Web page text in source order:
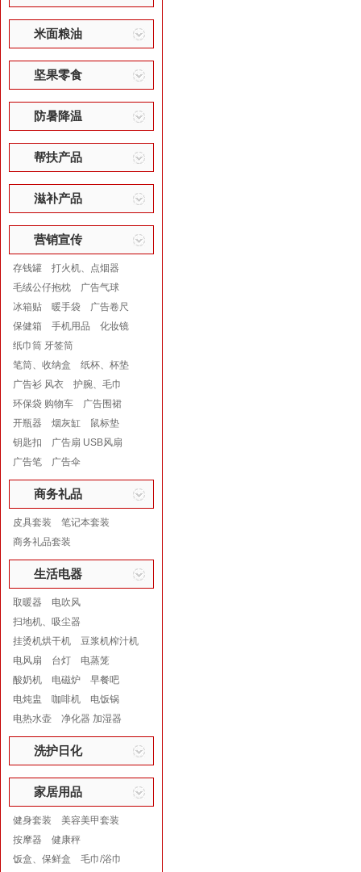
米面粮油
坚果零食
防暑降温
帮扶产品
滋补产品
营销宣传
存钱罐
打火机、点烟器
毛绒公仔抱枕
广告气球
冰箱贴
暖手袋
广告卷尺
保健箱
手机用品
化妆镜
纸巾筒 牙签筒
笔筒、收纳盒
纸杯、杯垫
广告衫 风衣
护腕、毛巾
环保袋 购物车
广告围裙
开瓶器
烟灰缸
鼠标垫
钥匙扣
广告扇 USB风扇
广告笔
广告伞
商务礼品
皮具套装
笔记本套装
商务礼品套装
生活电器
取暖器
电吹风
扫地机、吸尘器
挂烫机烘干机
豆浆机榨汁机
电风扇
台灯
电蒸笼
酸奶机
电磁炉
早餐吧
电炖盅
咖啡机
电饭锅
电热水壶
净化器 加湿器
洗护日化
家居用品
健身套装
美容美甲套装
按摩器
健康秤
饭盒、保鲜盒
毛巾/浴巾